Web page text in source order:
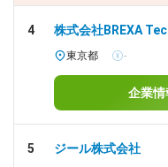
4 株式会社BREXA
東京都 -
企業情
5 ジール株式会社